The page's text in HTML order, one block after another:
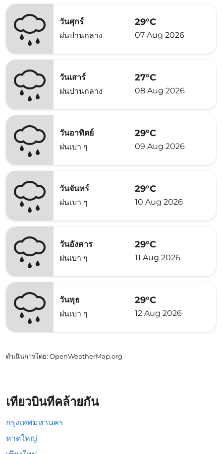
วันศุกร์
ฝนปานกลาง
29°C
07 Aug 2026
วันเสาร์
ฝนปานกลาง
27°C
08 Aug 2026
วันอาทิตย์
ฝนเบา ๆ
29°C
09 Aug 2026
วันจันทร์
ฝนเบา ๆ
29°C
10 Aug 2026
วันอังคาร
ฝนเบา ๆ
29°C
11 Aug 2026
วันพุธ
ฝนเบา ๆ
29°C
12 Aug 2026
ดำเนินการโดย: OpenWeatherMap.org
เที่ยวบินที่คล้ายกัน
กรุงเทพมหานคร
หาดใหญ่